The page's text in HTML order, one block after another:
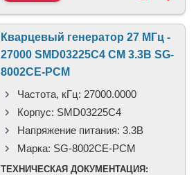
Кварцевый генератор 27 МГц -
27000 SMD03225C4 CM 3.3В SG-
8002CE-PCM
Частота, кГц: 27000.0000
Корпус: SMD03225C4
Напряжение питания: 3.3В
Марка: SG-8002CE-PCM
ТЕХНИЧЕСКАЯ ДОКУМЕНТАЦИЯ: